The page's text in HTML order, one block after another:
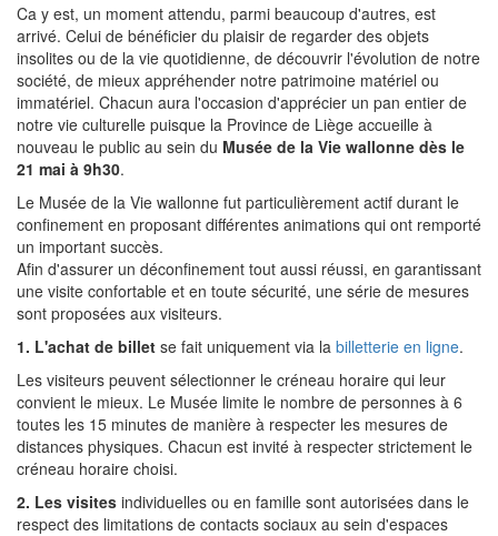
Ca y est, un moment attendu, parmi beaucoup d'autres, est
arrivé. Celui de bénéficier du plaisir de regarder des objets
insolites ou de la vie quotidienne, de découvrir l'évolution de notre
société, de mieux appréhender notre patrimoine matériel ou
immatériel. Chacun aura l'occasion d'apprécier un pan entier de
notre vie culturelle puisque la Province de Liège accueille à
nouveau le public au sein du Musée de la Vie wallonne dès le
21 mai à 9h30.
Le Musée de la Vie wallonne fut particulièrement actif durant le
confinement en proposant différentes animations qui ont remporté
un important succès.
Afin d'assurer un déconfinement tout aussi réussi, en garantissant
une visite confortable et en toute sécurité, une série de mesures
sont proposées aux visiteurs.
1. L'achat de billet se fait uniquement via la billetterie en ligne.
Les visiteurs peuvent sélectionner le créneau horaire qui leur
convient le mieux. Le Musée limite le nombre de personnes à 6
toutes les 15 minutes de manière à respecter les mesures de
distances physiques. Chacun est invité à respecter strictement le
créneau horaire choisi.
2. Les visites individuelles ou en famille sont autorisées dans le
respect des limitations de contacts sociaux au sein d'espaces